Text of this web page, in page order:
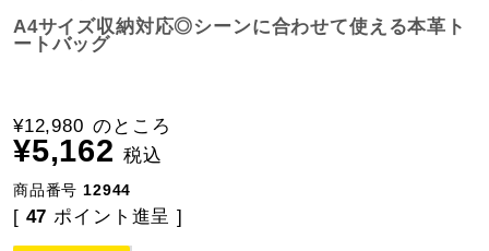
A4サイズ収納対応◎シーンに合わせて使える本革ト
ートバッグ
¥12,980 のところ
¥5,162 税込
商品番号 12944
[ 47 ポイント進呈 ]